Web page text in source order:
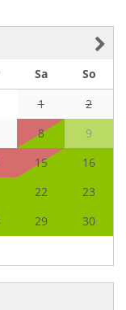
Sa
So
1
2
8
9
15
16
22
23
29
30